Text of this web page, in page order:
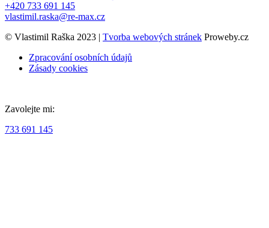
+420 733 691 145
vlastimil.raska@re-max.cz
© Vlastimil Raška 2023 | Tvorba webových stránek Proweby.cz
Zpracování osobních údajů
Zásady cookies
Zavolejte mi:
733 691 145